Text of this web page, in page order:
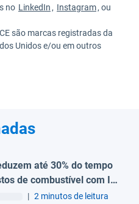
no LinkedIn , Instagram, ou
são marcas registradas da
Unidos e/ou em outros
até 30% do tempo
de combustível com IA
aponta Geotab
| 2 minutos de leitura